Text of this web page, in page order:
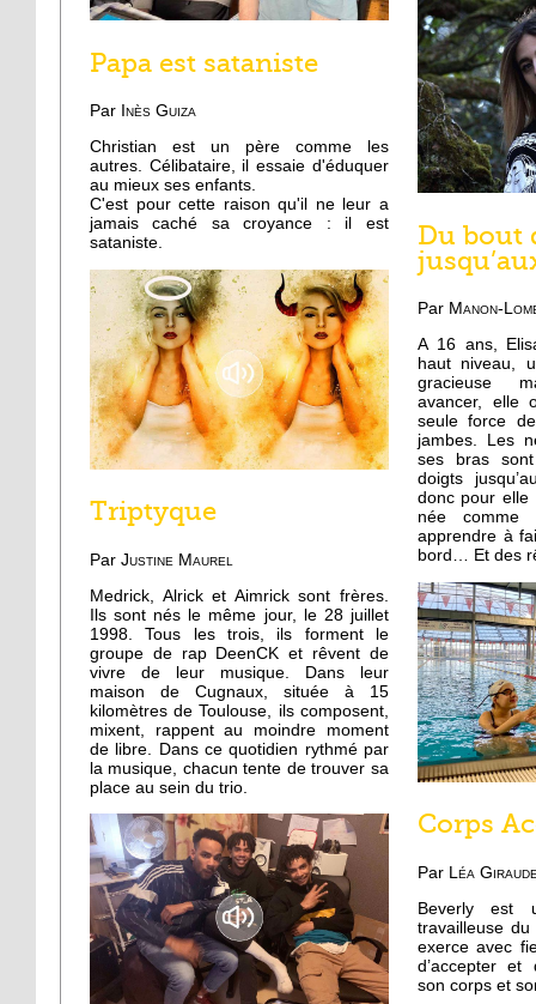
Papa est sataniste
Par Inès Guiza
Christian est un père comme les
autres. Célibataire, il essaie d'éduquer
au mieux ses enfants.
C'est pour cette raison qu'il ne leur a
jamais caché sa croyance : il est
sataniste.
Triptyque
Par Justine Maurel
Medrick, Alrick et Aimrick sont frères.
Ils sont nés le même jour, le 28 juillet
1998. Tous les trois, ils forment le
groupe de rap DeenCK et rêvent de
vivre de leur musique. Dans leur
maison de Cugnaux, située à 15
kilomètres de Toulouse, ils composent,
mixent, rappent au moindre moment
de libre. Dans ce quotidien rythmé par
la musique, chacun tente de trouver sa
place au sein du trio.
Du bout
Par Manon-
A 16 ans,
haut niveau,
gracieuse
avancer, elle
seule force
jambes. Les
ses bras
doigts
donc pour elle
née
apprendre à
bord… Et des
Corps
Par Léa
Beverly est
travailleuse
exerce avec
d’accepter et
son corps et